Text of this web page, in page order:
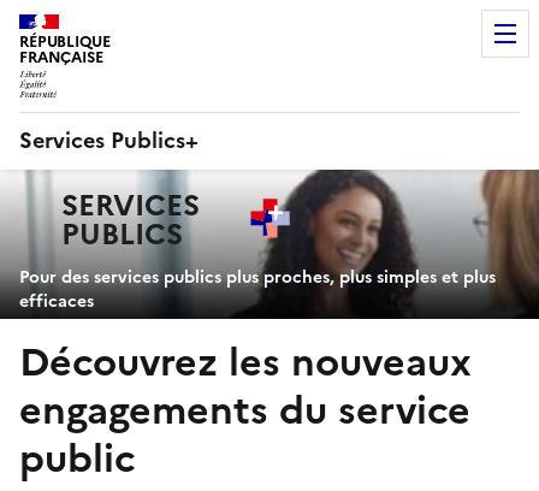
RÉPUBLIQUE
FRANÇAISE
Services Publics+
principaleSERVICES
PUBLICS+
Pour des services publics plus proches, plus simples et plus
efficaces
Découvrez les nouveaux
engagements du service
public